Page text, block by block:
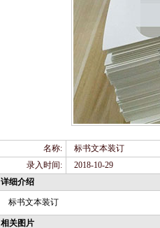
名称: 标书文本装订
录入时间:
2018-10-29
详细介绍
标书文本装订
相关图片